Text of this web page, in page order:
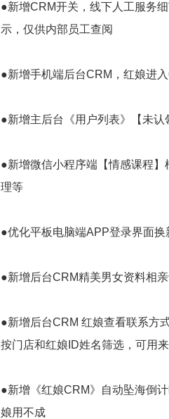
●新增CRM开关，线下人工服务
示，仅供内部员工查阅
●新增手机端后台CRM，红娘进
●新增主后台《用户列表》【未认
●新增微信小程序端【情感课程
理等
●优化平板电脑端APP登录界面
●新增后台CRM精美男女资料相
●新增后台CRM 红娘查看联系方
按门店和红娘ID姓名筛选，可用
●新增《红娘CRM》自动坠海倒
娘用不成